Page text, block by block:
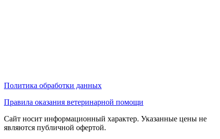
Политика обработки данных
Правила оказания ветеринарной помощи
Сайт носит информационный характер. Указанные цены не
являются публичной офертой.